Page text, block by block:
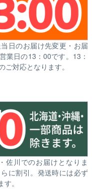
日のお届け先変更・お届
業日の13：00です。13：
対応となります。
佐川でのお届けとなりま
に割引。発送時には必ず
。